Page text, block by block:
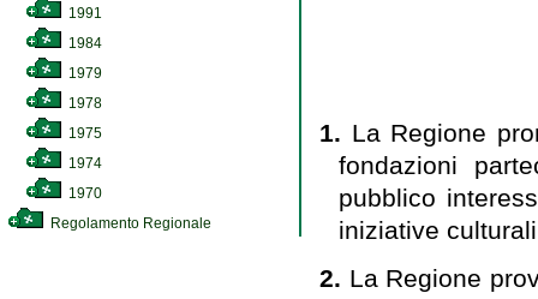
1991
1984
1979
1978
1975
1974
1970
Regolamento Regionale
1. La Regione
fondazioni
pubblico
iniziative
2. La Regione